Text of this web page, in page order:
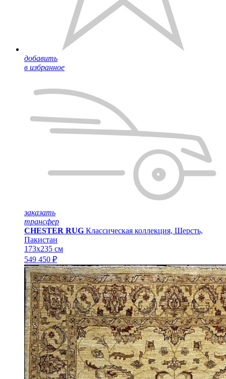
добавить
в избранное
заказать
трансфер
CHESTER RUG Классическая коллекция, Шерсть,
Пакистан
173x235 см
549 450 ₽